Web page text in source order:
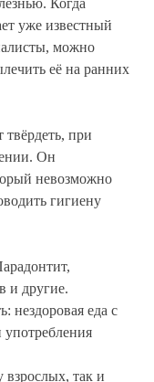
уже известный
можно
её на ранних
твёрдеть, при
Он
невозможно
гигиену
и другие.
нездоровая еда с
взрослых, так и